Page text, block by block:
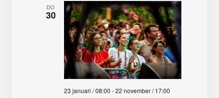
DO
30
23 januari / 08:00 -22 november / 17:00